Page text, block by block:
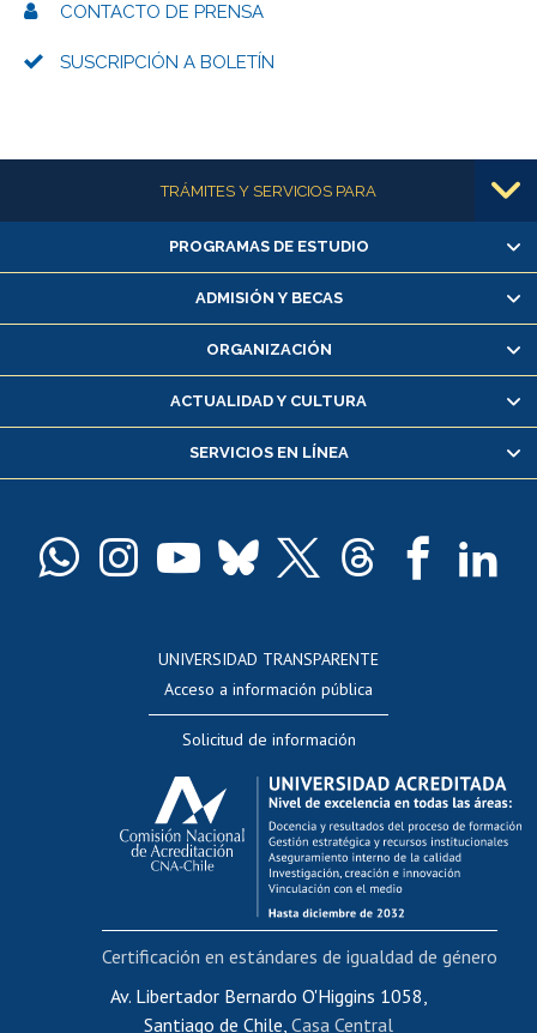
CONTACTO DE PRENSA
SUSCRIPCIÓN A BOLETÍN
Más informaciónTRÁMITES Y SERVICIOS PARA
Alumnas/os y exalumnas/os
Matrícula en línea
Inscripción y cambio de asignaturas
Consulta y certificado de notas
Servicio médico y dental
Pago de arancel y crédito alumnos
Docentes
Evaluación docente
Calificación académica
Postulación al AUCAI
Funcionarias/os
Cursos internos de capacitación
Bienestar del personal
Portal de movilidad interna
Certificado de renta
Certificado de renta honorarios
PROGRAMAS DE ESTUDIO
ADMISIÓN Y BECAS
ORGANIZACIÓN
ACTUALIDAD Y CULTURA
SERVICIOS EN LÍNEA
UNIVERSIDAD TRANSPARENTE
Acceso a información pública
Solicitud de información
Av. Libertador Bernardo O'Higgins 1058,
Santiago de Chile, Casa Central
Certificación en estándares de igualdad de género